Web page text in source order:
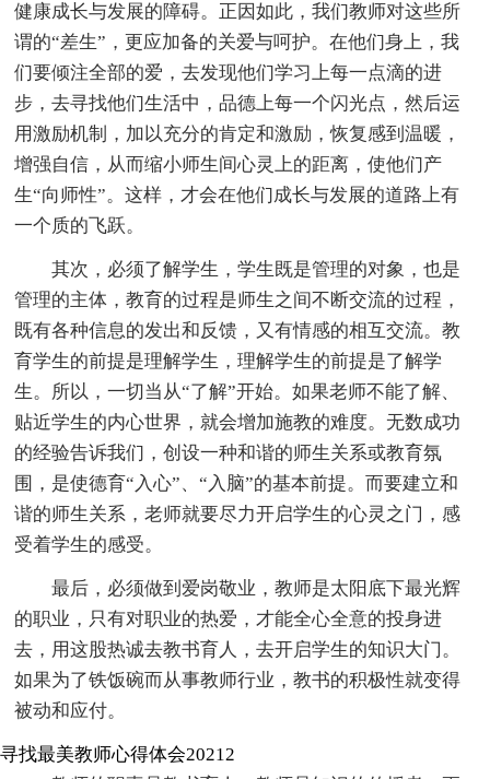
健康成长与发展的障碍。正因如此，我们教师对这些所
谓的“差生”，更应加备的关爱与呵护。在他们身上，我
们要倾注全部的爱，去发现他们学习上每一点滴的进
步，去寻找他们生活中，品德上每一个闪光点，然后运
用激励机制，加以充分的肯定和激励，恢复感到温暖，
增强自信，从而缩小师生间心灵上的距离，使他们产
生“向师性”。这样，才会在他们成长与发展的道路上有
一个质的飞跃。
其次，必须了解学生，学生既是管理的对象，也是
管理的主体，教育的过程是师生之间不断交流的过程，
既有各种信息的发出和反馈，又有情感的相互交流。教
育学生的前提是理解学生，理解学生的前提是了解学
生。所以，一切当从“了解”开始。如果老师不能了解、
贴近学生的内心世界，就会增加施教的难度。无数成功
的经验告诉我们，创设一种和谐的师生关系或教育氛
围，是使德育“入心”、“入脑”的基本前提。而要建立和
谐的师生关系，老师就要尽力开启学生的心灵之门，感
受着学生的感受。
最后，必须做到爱岗敬业，教师是太阳底下最光辉
的职业，只有对职业的热爱，才能全心全意的投身进
去，用这股热诚去教书育人，去开启学生的知识大门。
如果为了铁饭碗而从事教师行业，教书的积极性就变得
被动和应付。
寻找最美教师心得体会20212